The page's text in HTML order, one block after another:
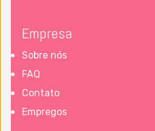
Empresa
Sobre nós
FAQ
Contato
Empregos